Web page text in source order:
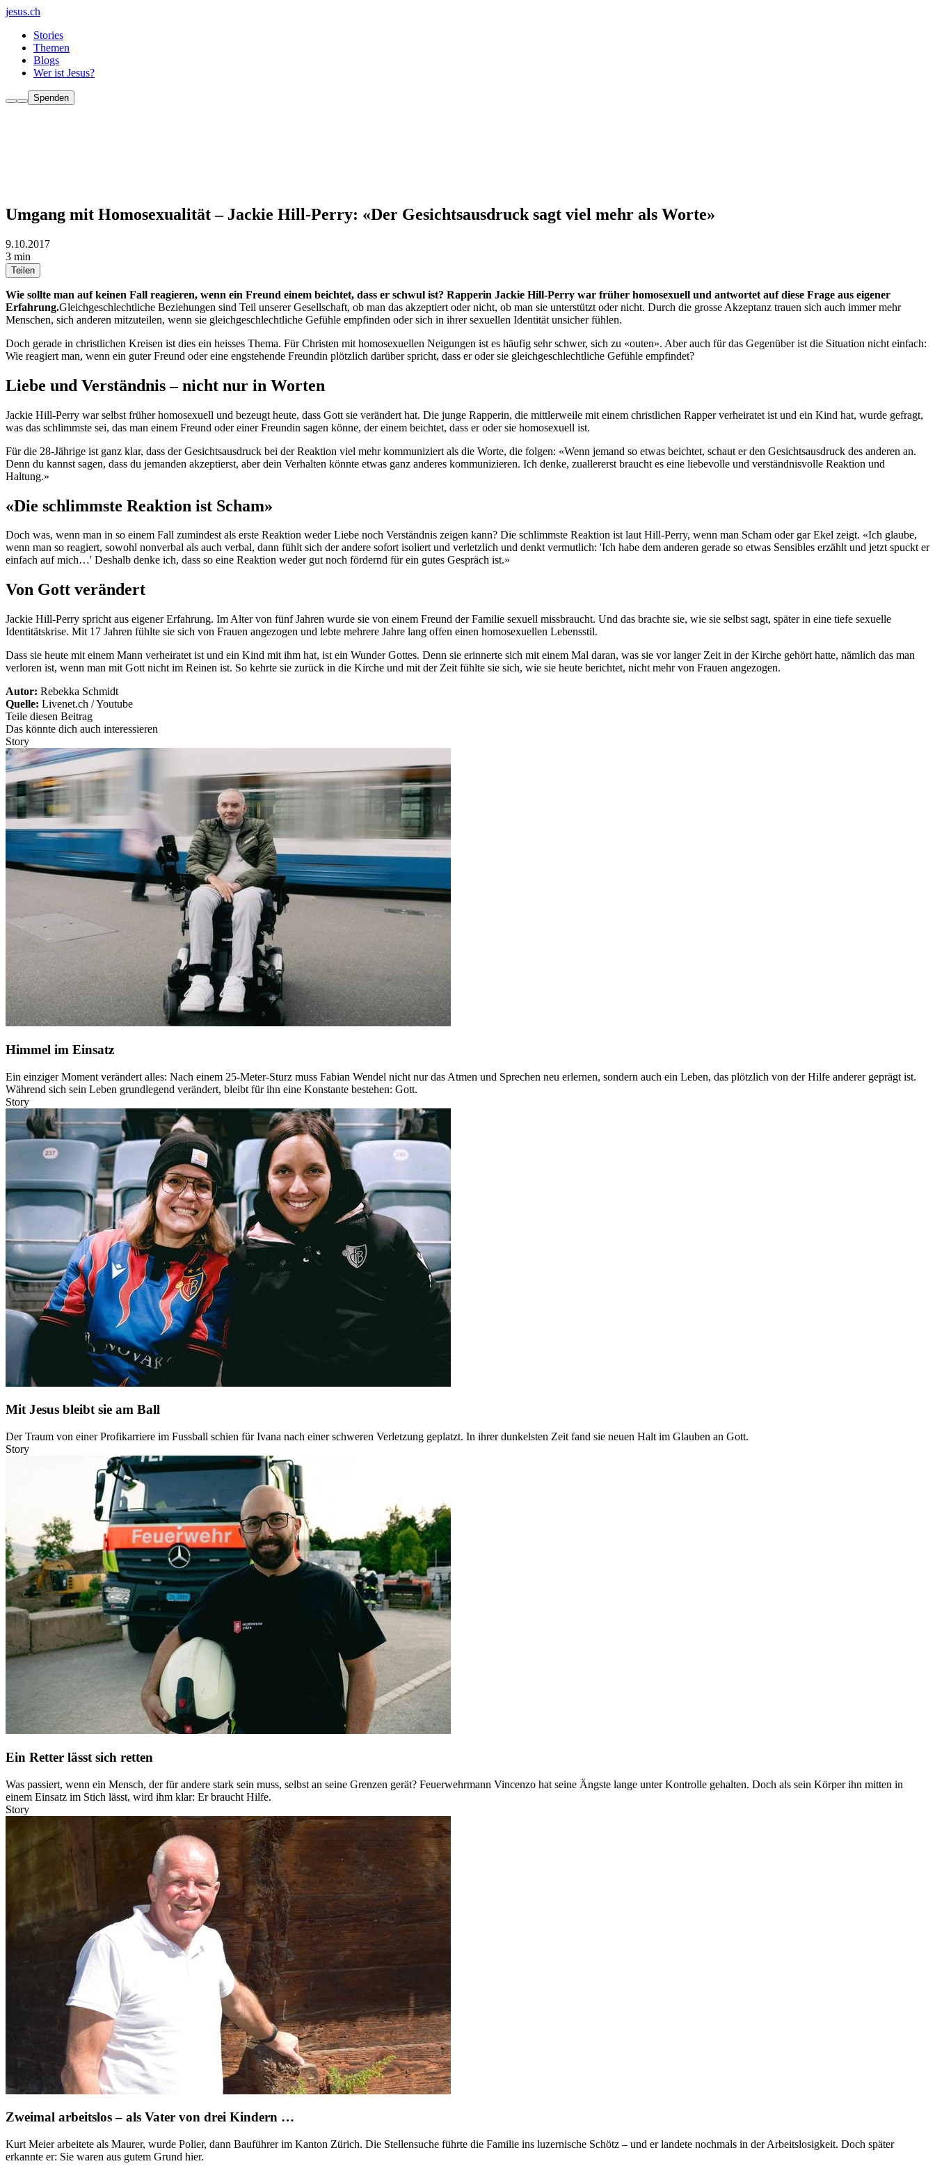
jesus.ch
Stories
Themen
Blogs
Wer ist Jesus?
Spenden
Umgang mit Homosexualität – Jackie Hill-Perry: «Der Gesichtsausdruck sagt viel mehr als Worte»
9.10.2017
3 min
Teilen
Wie sollte man auf keinen Fall reagieren, wenn ein Freund einem beichtet, dass er schwul ist? Rapperin Jackie Hill-Perry war früher homosexuell und antwortet auf diese Frage aus eigener
Erfahrung.Gleichgeschlechtliche Beziehungen sind Teil unserer Gesellschaft, ob man das akzeptiert oder nicht, ob man sie unterstützt oder nicht. Durch die grosse Akzeptanz trauen sich auch immer mehr
Menschen, sich anderen mitzuteilen, wenn sie gleichgeschlechtliche Gefühle empfinden oder sich in ihrer sexuellen Identität unsicher fühlen.
Doch gerade in christlichen Kreisen ist dies ein heisses Thema. Für Christen mit homosexuellen Neigungen ist es häufig sehr schwer, sich zu «outen». Aber auch für das Gegenüber ist die Situation nicht einfach:
Wie reagiert man, wenn ein guter Freund oder eine engstehende Freundin plötzlich darüber spricht, dass er oder sie gleichgeschlechtliche Gefühle empfindet?
Liebe und Verständnis – nicht nur in Worten
Jackie Hill-Perry war selbst früher homosexuell und bezeugt heute, dass Gott sie verändert hat. Die junge Rapperin, die mittlerweile mit einem christlichen Rapper verheiratet ist und ein Kind hat, wurde gefragt,
was das schlimmste sei, das man einem Freund oder einer Freundin sagen könne, der einem beichtet, dass er oder sie homosexuell ist.
Für die 28-Jährige ist ganz klar, dass der Gesichtsausdruck bei der Reaktion viel mehr kommuniziert als die Worte, die folgen: «Wenn jemand so etwas beichtet, schaut er den Gesichtsausdruck des anderen an.
Denn du kannst sagen, dass du jemanden akzeptierst, aber dein Verhalten könnte etwas ganz anderes kommunizieren. Ich denke, zuallererst braucht es eine liebevolle und verständnisvolle Reaktion und
Haltung.»
«Die schlimmste Reaktion ist Scham»
Doch was, wenn man in so einem Fall zumindest als erste Reaktion weder Liebe noch Verständnis zeigen kann? Die schlimmste Reaktion ist laut Hill-Perry, wenn man Scham oder gar Ekel zeigt. «Ich glaube,
wenn man so reagiert, sowohl nonverbal als auch verbal, dann fühlt sich der andere sofort isoliert und verletzlich und denkt vermutlich: 'Ich habe dem anderen gerade so etwas Sensibles erzählt und jetzt spuckt er
einfach auf mich…' Deshalb denke ich, dass so eine Reaktion weder gut noch fördernd für ein gutes Gespräch ist.»
Von Gott verändert
Jackie Hill-Perry spricht aus eigener Erfahrung. Im Alter von fünf Jahren wurde sie von einem Freund der Familie sexuell missbraucht. Und das brachte sie, wie sie selbst sagt, später in eine tiefe sexuelle
Identitätskrise. Mit 17 Jahren fühlte sie sich von Frauen angezogen und lebte mehrere Jahre lang offen einen homosexuellen Lebensstil.
Dass sie heute mit einem Mann verheiratet ist und ein Kind mit ihm hat, ist ein Wunder Gottes. Denn sie erinnerte sich mit einem Mal daran, was sie vor langer Zeit in der Kirche gehört hatte, nämlich das man
verloren ist, wenn man mit Gott nicht im Reinen ist. So kehrte sie zurück in die Kirche und mit der Zeit fühlte sie sich, wie sie heute berichtet, nicht mehr von Frauen angezogen.
Autor: Rebekka Schmidt
Quelle: Livenet.ch / Youtube
Teile diesen Beitrag
Das könnte dich auch interessieren
Story
Himmel im Einsatz
Ein einziger Moment verändert alles: Nach einem 25-Meter-Sturz muss Fabian Wendel nicht nur das Atmen und Sprechen neu erlernen, sondern auch ein Leben, das plötzlich von der Hilfe anderer geprägt ist.
Während sich sein Leben grundlegend verändert, bleibt für ihn eine Konstante bestehen: Gott.
Story
Mit Jesus bleibt sie am Ball
Der Traum von einer Profikarriere im Fussball schien für Ivana nach einer schweren Verletzung geplatzt. In ihrer dunkelsten Zeit fand sie neuen Halt im Glauben an Gott.
Story
Ein Retter lässt sich retten
Was passiert, wenn ein Mensch, der für andere stark sein muss, selbst an seine Grenzen gerät? Feuerwehrmann Vincenzo hat seine Ängste lange unter Kontrolle gehalten. Doch als sein Körper ihn mitten in
einem Einsatz im Stich lässt, wird ihm klar: Er braucht Hilfe.
Story
Zweimal arbeitslos – als Vater von drei Kindern …
Kurt Meier arbeitete als Maurer, wurde Polier, dann Bauführer im Kanton Zürich. Die Stellensuche führte die Familie ins luzernische Schötz – und er landete nochmals in der Arbeitslosigkeit. Doch später
erkannte er: Sie waren aus gutem Grund hier.